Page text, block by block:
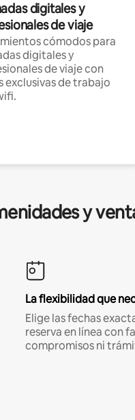
digitales y
de viaje
cómodos para
digitales y
de viaje con
exclusivas de trabajo
y
La flexibilidad que
Elige las fechas
reserva en línea con
compromisos ni